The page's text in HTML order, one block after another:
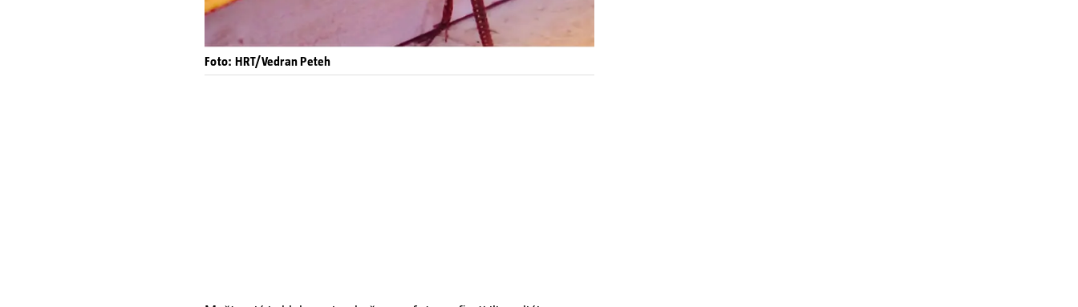
Foto: HRT/Vedran Peteh